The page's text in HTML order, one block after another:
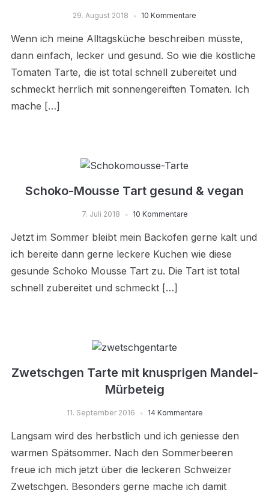
29. August 2018 10 Kommentare
Wenn ich meine Alltagsküche beschreiben müsste,
dann einfach, lecker und gesund. So wie die köstliche
Tomaten Tarte, die ist total schnell zubereitet und
schmeckt herrlich mit sonnengereiften Tomaten. Ich
mache […]
Schoko-Mousse Tart gesund & vegan
7. Juli 2018 10 Kommentare
Jetzt im Sommer bleibt mein Backofen gerne kalt und
ich bereite dann gerne leckere Kuchen wie diese
gesunde Schoko Mousse Tart zu. Die Tart ist total
schnell zubereitet und schmeckt […]
Zwetschgen Tarte mit knusprigen Mandel-
Mürbeteig
11. September 2016 14 Kommentare
Langsam wird des herbstlich und ich geniesse den
warmen Spätsommer. Nach den Sommerbeeren
freue ich mich jetzt über die leckeren Schweizer
Zwetschgen. Besonders gerne mache ich damit